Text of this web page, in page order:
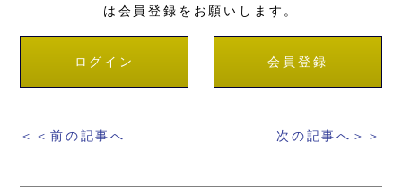
は会員登録をお願いします。
ログイン 会員登録
＜＜前の記事へ 次の記事へ＞＞